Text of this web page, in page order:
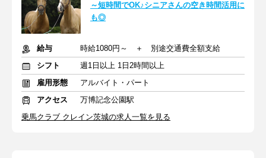
～短時間でOK♪シニアさんの空き時間活用に
も◎
給与
時給1080円～ ＋ 別途交通費全額支給
シフト
週1日以上 1日2時間以上
雇用形態
アルバイト・パート
アクセス
万博記念公園駅
乗馬クラブ クレイン茨城の求人一覧を見る